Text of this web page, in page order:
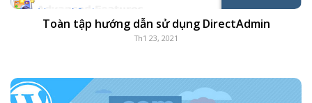
Toàn tập hướng dẫn sử dụng DirectAdmin
Th1 23, 2021